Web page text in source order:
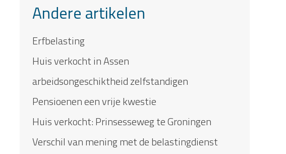
Andere artikelen
Erfbelasting
Huis verkocht in Assen
arbeidsongeschiktheid zelfstandigen
Pensioenen een vrije kwestie
Huis verkocht: Prinsesseweg te Groningen
Verschil van mening met de belastingdienst